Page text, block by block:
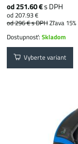
od 251.60 €s DPH
od 207.93 €
od 296 €s DPHZľava 15%
Dostupnosť:Skladom
Vyberte variant